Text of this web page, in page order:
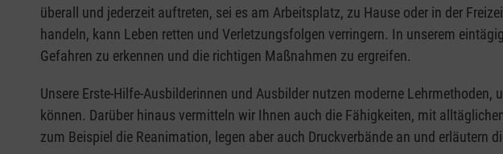
überall und jederzeit auftreten, sei es am Arbeitsplatz, zu Hause oder in der
handeln, kann Leben retten und Verletzungsfolgen verringern. In unserem
Gefahren zu erkennen und die richtigen Maßnahmen zu ergreifen.
Unsere Erste-Hilfe-Ausbilderinnen und Ausbilder nutzen moderne
können. Darüber hinaus vermitteln wir Ihnen auch die Fähigkeiten, mit
zum Beispiel die Reanimation, legen aber auch Druckverbände an und erläutern